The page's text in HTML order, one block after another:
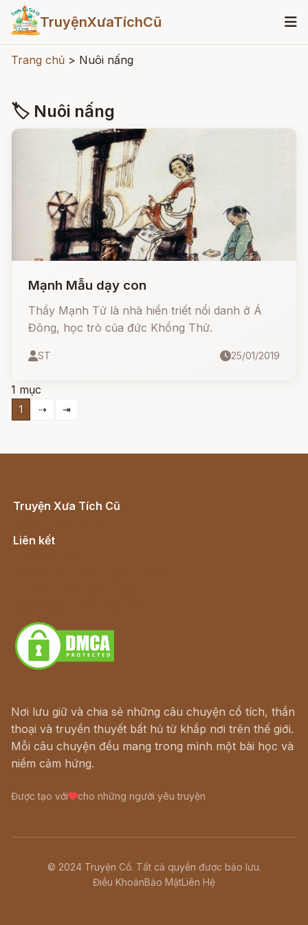
TruyệnXưaTíchCũ
Trang chủ > Nuôi nấng
🏷 Nuôi nấng
Mạnh Mẫu dạy con
Thầy Mạnh Tử là nhà hiền triết nổi danh ở Á
Đông, học trò của đức Khổng Thử.
ST 25/01/2019
1 mục
1 ⇢ ⇥
Truyện Xưa Tích Cũ
Liên kết
Nơi lưu giữ và chia sẻ những câu chuyện cổ tích, thần
thoại và truyền thuyết bất hủ từ khắp nơi trên thế giới.
Mỗi câu chuyện đều mang trong mình một bài học và
niềm cảm hứng.
Được tạo với cho những người yêu truyện
© 2024 Truyện Cổ. Tất cả quyền được bảo lưu.
Điều KhoảnBảo MậtLiên Hệ